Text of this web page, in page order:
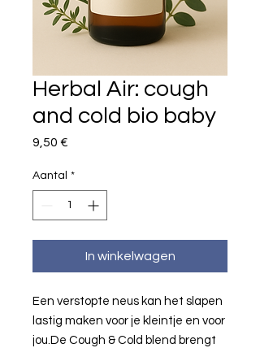
Herbal Air: cough
and cold bio baby
9,50 €
Aantal *
In winkelwagen
Een verstopte neus kan het slapen
lastig maken voor je kleintje en voor
jou.De Cough & Cold blend brengt